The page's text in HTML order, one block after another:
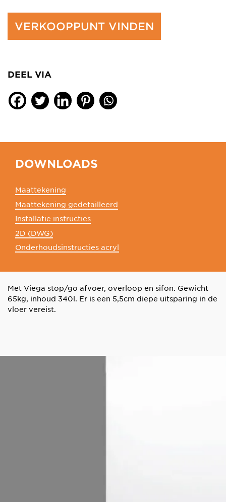
VERKOOPPUNT VINDEN
DEEL VIA
DOWNLOADS
Maattekening
Maattekening gedetailleerd
Installatie instructies
2D (DWG)
Onderhoudsinstructies acryl
Met Viega stop/go afvoer, overloop en sifon. Gewicht
65kg, inhoud 340l. Er is een 5,5cm diepe uitsparing in de
vloer vereist.